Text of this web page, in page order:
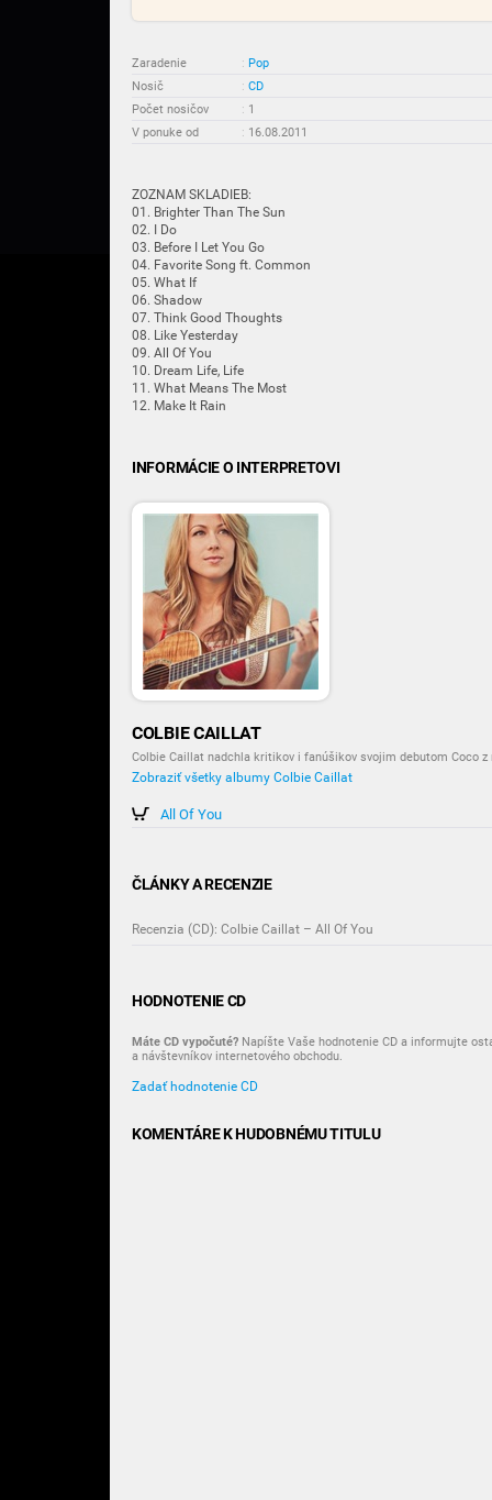
Zaradenie : Pop
Nosič
: CD
Počet nosičov
: 1
V ponuke od
: 16.08.2011
ZOZNAM SKLADIEB:
01. Brighter Than The Sun
02. I Do
03. Before I Let You Go
04. Favorite Song ft. Common
05. What If
06. Shadow
07. Think Good Thoughts
08. Like Yesterday
09. All Of You
10. Dream Life, Life
11. What Means The Most
12. Make It Rain
INFORMÁCIE O INTERPRETOVI
COLBIE CAILLAT
Colbie Caillat nadchla kritikov i fanúšikov svojim debutom Coco z
Zobraziť všetky albumy Colbie Caillat
All Of You
ČLÁNKY A RECENZIE
Recenzia (CD): Colbie Caillat – All Of You
HODNOTENIE CD
Máte CD vypočuté? Napíšte Vaše hodnotenie CD a informujte
a návštevníkov internetového obchodu.
Zadať hodnotenie CD
KOMENTÁRE K HUDOBNÉMU TITULU